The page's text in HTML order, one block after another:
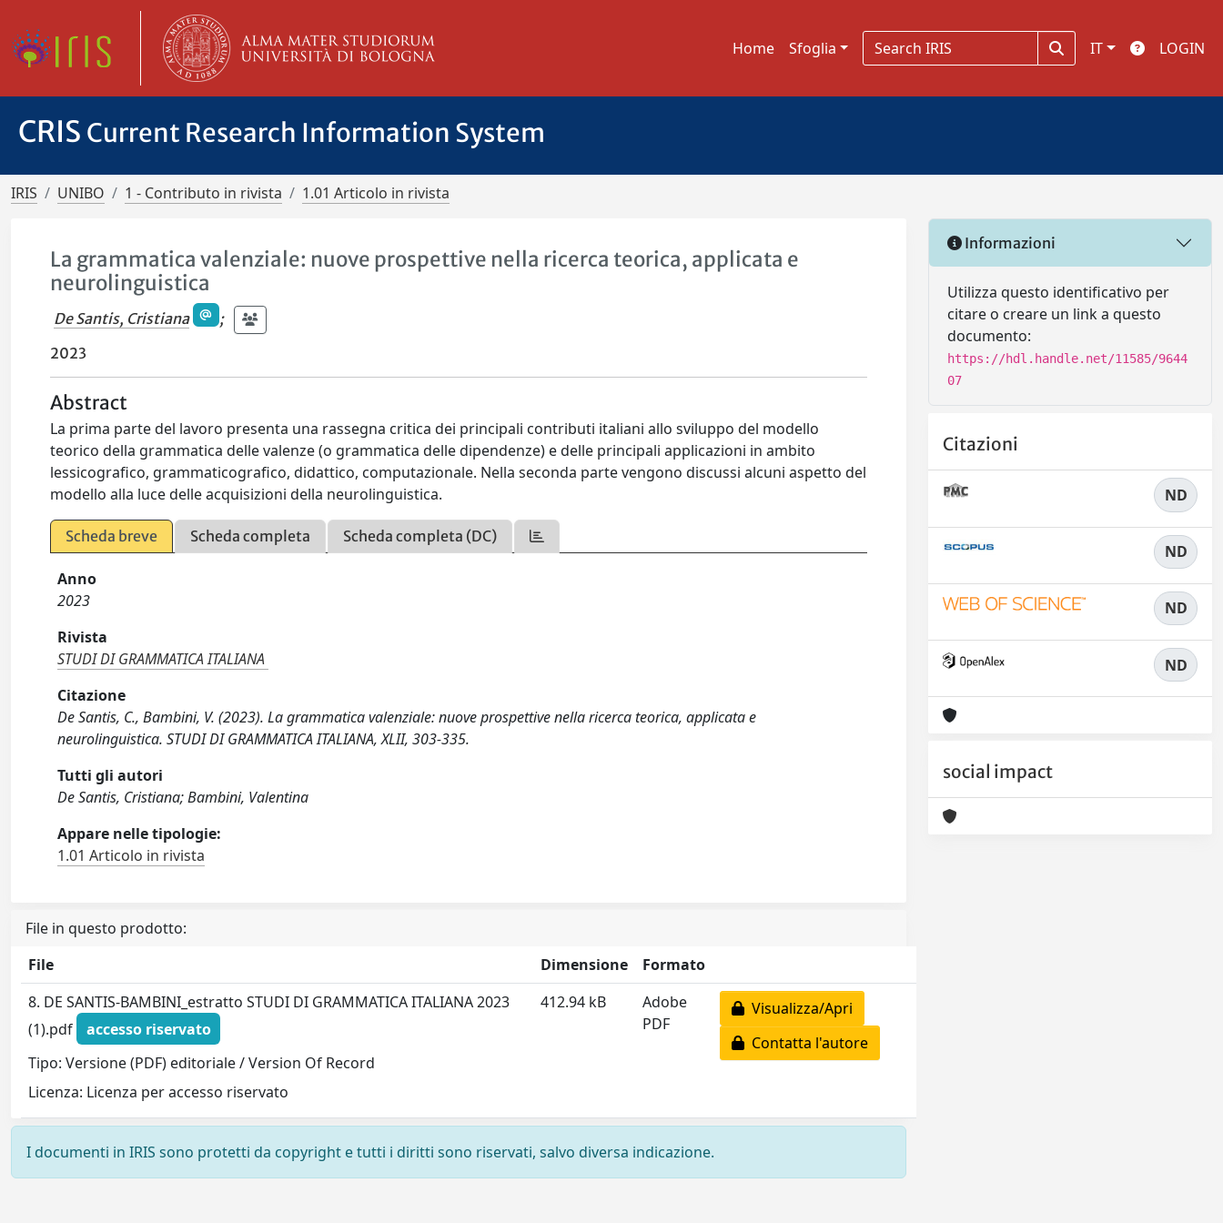
Home Sfoglia IT LOGIN
CRIS Current Research Information System
IRIS UNIBO 1 - Contributo in rivista 1.01 Articolo in rivista
La grammatica valenziale: nuove prospettive nella ricerca teorica, applicata e
neurolinguistica
De Santis, Cristiana
;
2023
Abstract
La prima parte del lavoro presenta una rassegna critica dei principali contributi italiani allo sviluppo del modello
teorico della grammatica delle valenze (o grammatica delle dipendenze) e delle principali applicazioni in ambito
lessicografico, grammaticografico, didattico, computazionale. Nella seconda parte vengono discussi alcuni aspetto del
modello alla luce delle acquisizioni della neurolinguistica.
Scheda breve Scheda completa Scheda completa (DC)
Anno
2023
Rivista
STUDI DI GRAMMATICA ITALIANA
Citazione
De Santis, C., Bambini, V. (2023). La grammatica valenziale: nuove prospettive nella ricerca teorica, applicata e
neurolinguistica. STUDI DI GRAMMATICA ITALIANA, XLII, 303-335.
Tutti gli autori
De Santis, Cristiana; Bambini, Valentina
Appare nelle tipologie:
1.01 Articolo in rivista
File in questo prodotto:
File
Dimensione
Formato
8. DE SANTIS-BAMBINI_estratto STUDI DI GRAMMATICA ITALIANA 2023
(1).pdf
accesso riservato
Tipo: Versione (PDF) editoriale / Version Of Record
Licenza: Licenza per accesso riservato
412.94 kB
Adobe
PDF
Visualizza/Apri
Contatta l'autore
I documenti in IRIS sono protetti da copyright e tutti i diritti sono riservati, salvo diversa indicazione.
Informazioni
Utilizza questo identificativo per
citare o creare un link a questo
documento:
https://hdl.handle.net/11585/9644
07
Citazioni
ND
ND
ND
ND
social impact